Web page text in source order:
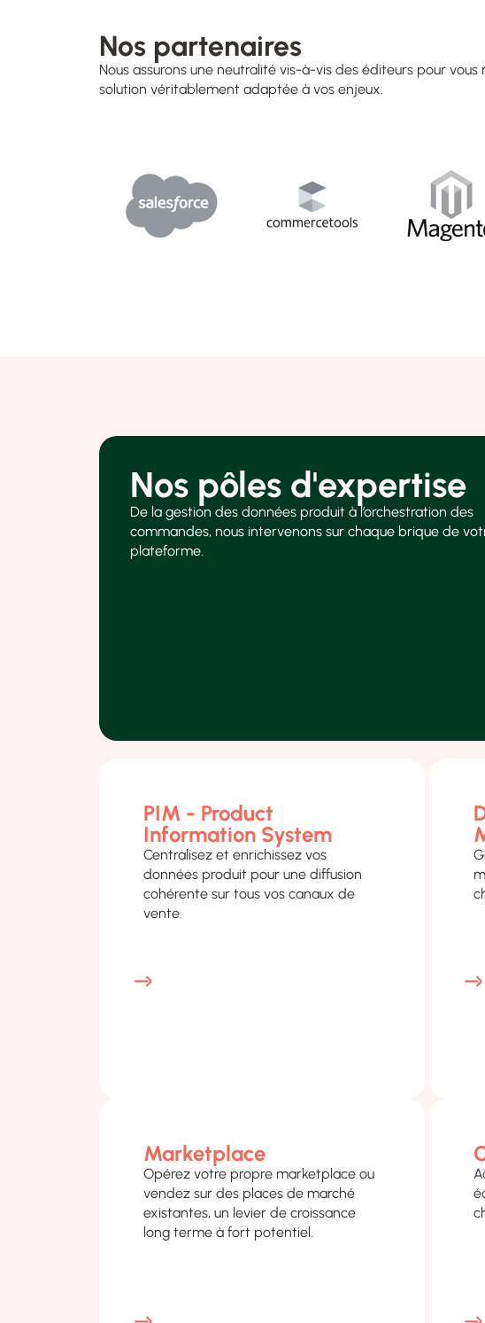
Nos partenaires
Nous assurons une neutralité vis-à-vis des éditeurs pour
solution véritablement adaptée à vos enjeux.
Nos pôles d'expertise​
De la gestion des données produit à l’orchestration des
commandes, nous intervenons sur chaque brique de
plateforme.
PIM - Product
Information System
Centralisez et enrichissez vos
données produit pour une diffusion
cohérente sur tous vos canaux de
vente.
Opérez votre propre marketplace ou
vendez sur des places de marché
existantes, un levier de croissance
long terme à fort potentiel.